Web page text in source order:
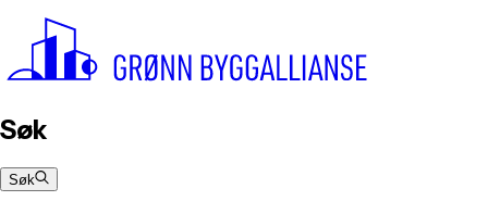
Søk
Søk